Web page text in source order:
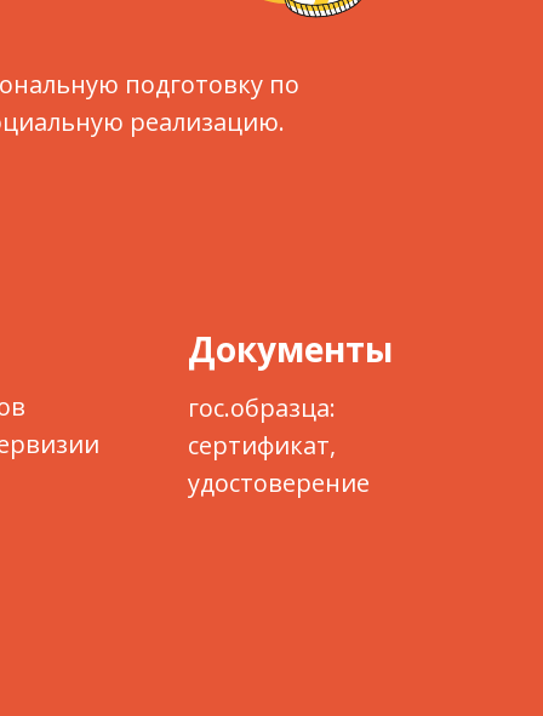
подготовку по
реализацию.
гос.образца:
сертификат,
удостоверение
Документы